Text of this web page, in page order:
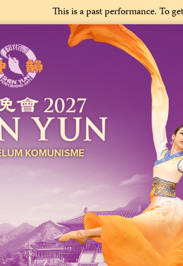
This is a past performance. To
KOMUNISME